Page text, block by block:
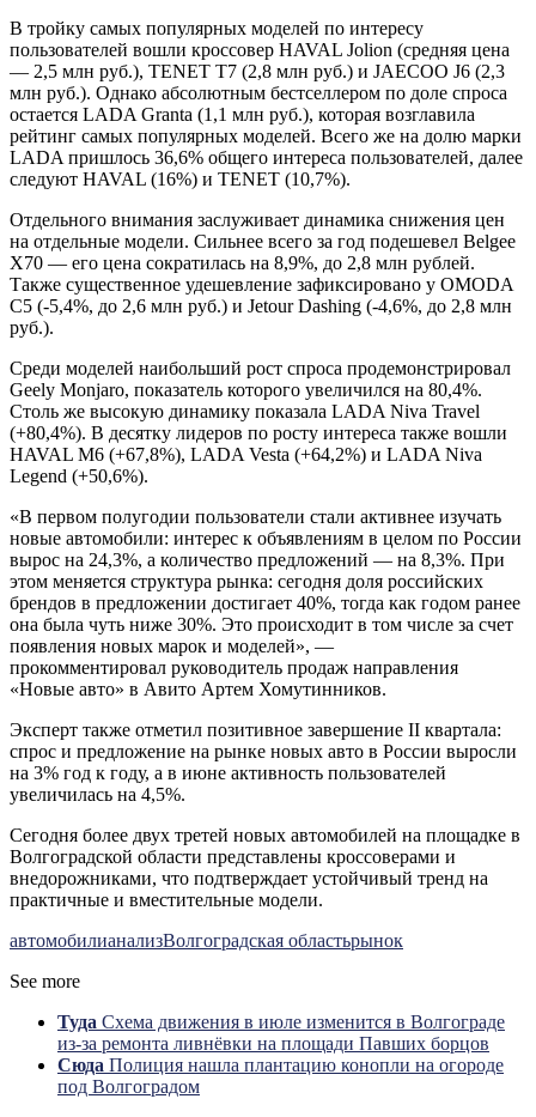
В тройку самых популярных моделей по интересу
пользователей вошли кроссовер HAVAL Jolion (средняя цена
— 2,5 млн руб.), TENET T7 (2,8 млн руб.) и JAECOO J6 (2,3
млн руб.). Однако абсолютным бестселлером по доле спроса
остается LADA Granta (1,1 млн руб.), которая возглавила
рейтинг самых популярных моделей. Всего же на долю марки
LADA пришлось 36,6% общего интереса пользователей, далее
следуют HAVAL (16%) и TENET (10,7%).
Отдельного внимания заслуживает динамика снижения цен
на отдельные модели. Сильнее всего за год подешевел Belgee
X70 — его цена сократилась на 8,9%, до 2,8 млн рублей.
Также существенное удешевление зафиксировано у OMODA
C5 (-5,4%, до 2,6 млн руб.) и Jetour Dashing (-4,6%, до 2,8 млн
руб.).
Среди моделей наибольший рост спроса продемонстрировал
Geely Monjaro, показатель которого увеличился на 80,4%.
Столь же высокую динамику показала LADA Niva Travel
(+80,4%). В десятку лидеров по росту интереса также вошли
HAVAL M6 (+67,8%), LADA Vesta (+64,2%) и LADA Niva
Legend (+50,6%).
«В первом полугодии пользователи стали активнее изучать
новые автомобили: интерес к объявлениям в целом по России
вырос на 24,3%, а количество предложений — на 8,3%. При
этом меняется структура рынка: сегодня доля российских
брендов в предложении достигает 40%, тогда как годом ранее
она была чуть ниже 30%. Это происходит в том числе за счет
появления новых марок и моделей», —
прокомментировал руководитель продаж направления
«Новые авто» в Авито Артем Хомутинников.
Эксперт также отметил позитивное завершение II квартала:
спрос и предложение на рынке новых авто в России выросли
на 3% год к году, а в июне активность пользователей
увеличилась на 4,5%.
Сегодня более двух третей новых автомобилей на площадке в
Волгоградской области представлены кроссоверами и
внедорожниками, что подтверждает устойчивый тренд на
практичные и вместительные модели.
автомобилианализВолгоградская областьрынок
See more
Туда Схема движения в июле изменится в Волгограде
из-за ремонта ливнёвки на площади Павших борцов
Сюда Полиция нашла плантацию конопли на огороде
под Волгоградом